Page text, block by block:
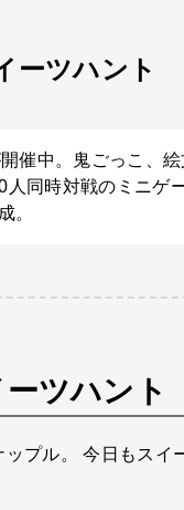
ーツハント
催中。鬼ごっこ、絵
人同時対戦のミニゲ
。
ーツハント
ップル。 今日もス